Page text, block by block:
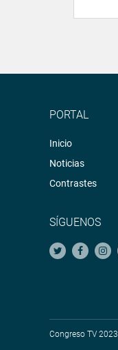
PORTAL
Inicio
Noticias
Contrastes
SÍGUENOS
Congreso TV